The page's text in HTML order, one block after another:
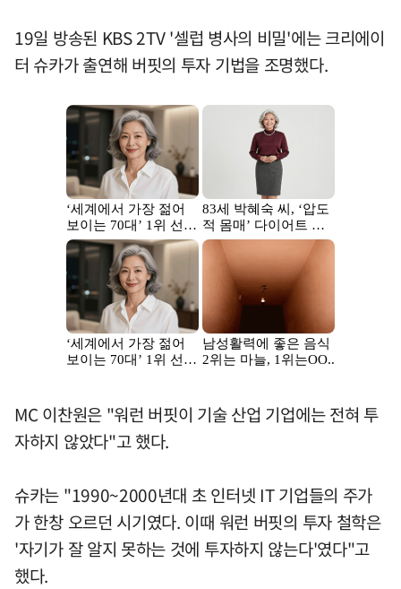
19일 방송된 KBS 2TV '셀럽 병사의 비밀'에는 크리에이
터 슈카가 출연해 버핏의 투자 기법을 조명했다.
MC 이찬원은 "워런 버핏이 기술 산업 기업에는 전혀 투
자하지 않았다"고 했다.
슈카는 "1990~2000년대 초 인터넷 IT 기업들의 주가
가 한창 오르던 시기였다. 이때 워런 버핏의 투자 철학은
'자기가 잘 알지 못하는 것에 투자하지 않는다'였다"고
했다.